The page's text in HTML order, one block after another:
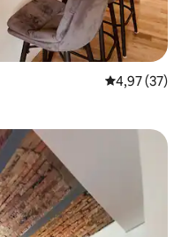
4,97 de uma
4,97 (37)